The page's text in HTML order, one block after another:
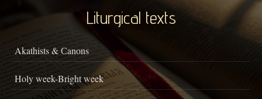
Liturgical texts
Akathists & Сanons
Holy week-Bright week